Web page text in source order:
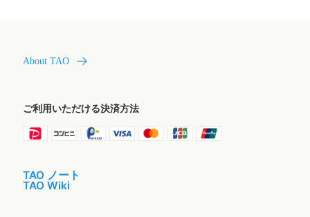
About TAO
ご利用いただける決済方法
TAO ノート
TAO Wiki